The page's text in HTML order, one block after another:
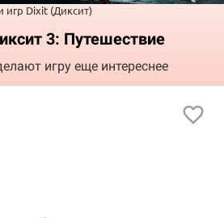
игр Dixit (Диксит)
3: Путешествие
игру еще интереснее